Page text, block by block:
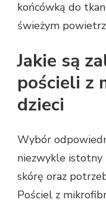
końcówką do
świeżym
Jakie są
pościeli z
dzieci
Wybór
niezwykle istotny
skórę oraz
Pościel z